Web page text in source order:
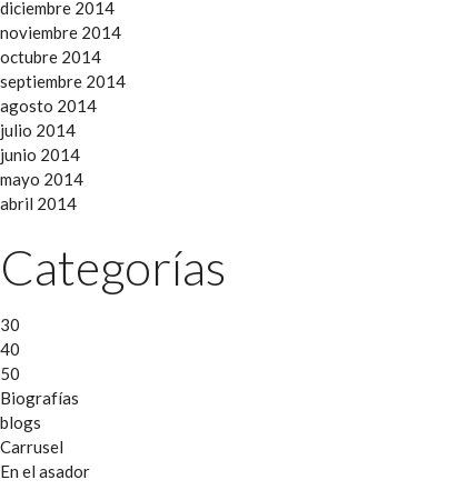
diciembre 2014
noviembre 2014
octubre 2014
septiembre 2014
agosto 2014
julio 2014
junio 2014
mayo 2014
abril 2014
Categorías
30
40
50
Biografías
blogs
Carrusel
En el asador